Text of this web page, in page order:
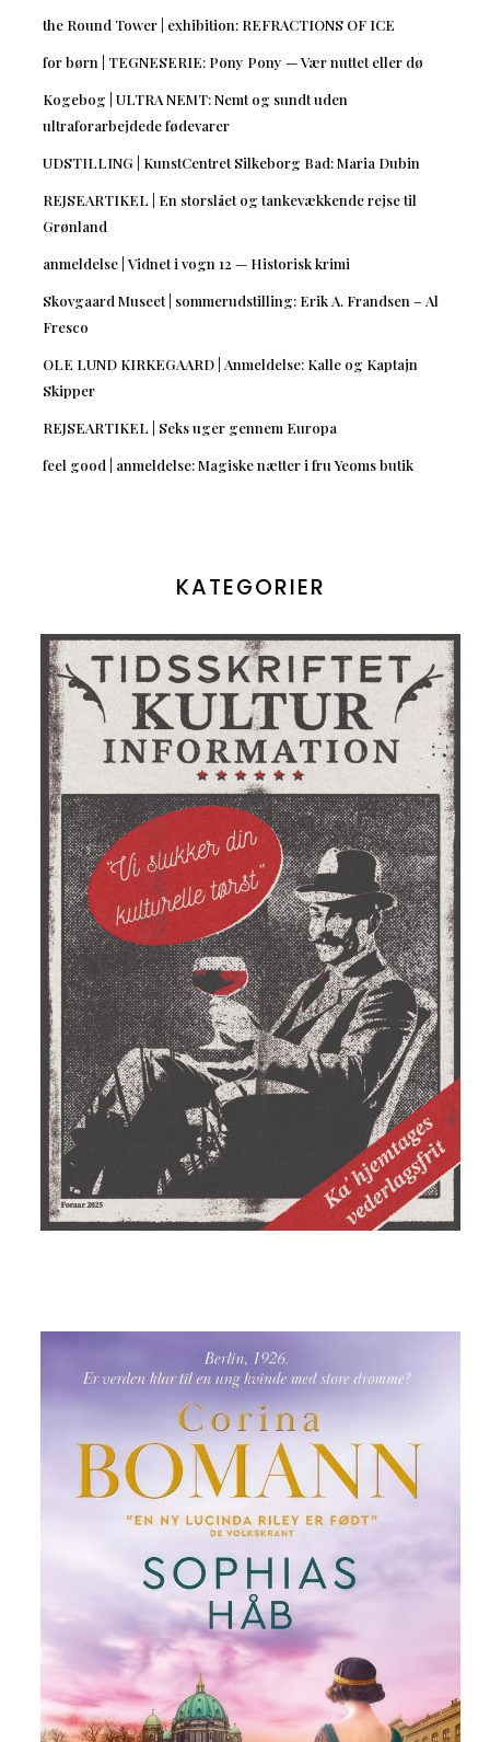
the Round Tower | exhibition: REFRACTIONS OF ICE
for børn | TEGNESERIE: Pony Pony — Vær nuttet eller dø
Kogebog | ULTRA NEMT: Nemt og sundt uden
ultraforarbejdede fødevarer
UDSTILLING | KunstCentret Silkeborg Bad: Maria Dubin
REJSEARTIKEL | En storslået og tankevækkende rejse til
Grønland
anmeldelse | Vidnet i vogn 12 — Historisk krimi
Skovgaard Museet | sommerudstilling: Erik A. Frandsen – Al
Fresco
OLE LUND KIRKEGAARD | Anmeldelse: Kalle og Kaptajn
Skipper
REJSEARTIKEL | Seks uger gennem Europa
feel good | anmeldelse: Magiske nætter i fru Yeoms butik
KATEGORIER